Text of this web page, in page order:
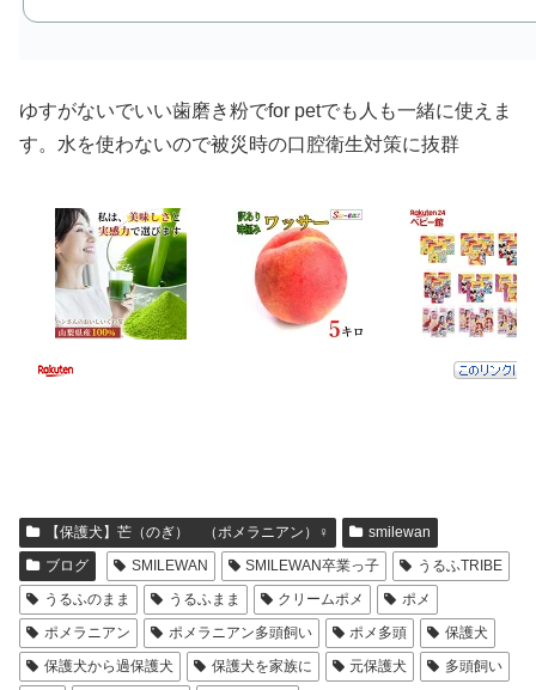
ゆすがないでいい歯磨き粉でfor petでも人も一緒に使えま
す。水を使わないので被災時の口腔衛生対策に抜群
【保護犬】芒（のぎ） （ポメラニアン）♀
smilewan
ブログ
SMILEWAN SMILEWAN卒業っ子
うるふTRIBE
うるふのまま
うるふまま クリームポメ
ポメ
ポメラニアン
ポメラニアン多頭飼い ポメ多頭
保護犬
保護犬から過保護犬
保護犬を家族に 元保護犬 多頭飼い